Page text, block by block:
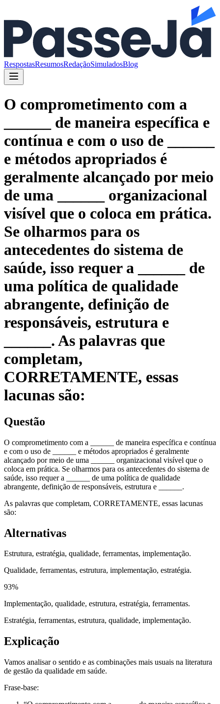
RespostasResumosRedaçãoSimuladosBlog
O comprometimento com a
______ de maneira específica e
contínua e com o uso de ______
e métodos apropriados é
geralmente alcançado por meio
de uma ______ organizacional
visível que o coloca em prática.
Se olharmos para os
antecedentes do sistema de
saúde, isso requer a ______ de
uma política de qualidade
abrangente, definição de
responsáveis, estrutura e
______. As palavras que
completam,
CORRETAMENTE, essas
lacunas são:
Questão
O comprometimento com a ______ de maneira específica e contínua
e com o uso de ______ e métodos apropriados é geralmente
alcançado por meio de uma ______ organizacional visível que o
coloca em prática. Se olharmos para os antecedentes do sistema de
saúde, isso requer a ______ de uma política de qualidade
abrangente, definição de responsáveis, estrutura e ______.
As palavras que completam, CORRETAMENTE, essas lacunas
são:
Alternativas
Estrutura, estratégia, qualidade, ferramentas, implementação.
Qualidade, ferramentas, estrutura, implementação, estratégia.
93%
Implementação, qualidade, estrutura, estratégia, ferramentas.
Estratégia, ferramentas, estrutura, qualidade, implementação.
Explicação
Vamos analisar o sentido e as combinações mais usuais na literatura
de gestão da qualidade em saúde.
Frase-base: